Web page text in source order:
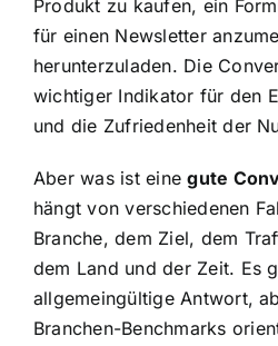
Produkt zu kaufen, ein
für einen Newsletter
herunterzuladen. Die
wichtiger Indikator für den
und die Zufriedenheit der
Aber was ist einegute
hängt von verschiedenen
Branche, dem Ziel, dem
dem Land und der Zeit. Es
allgemeingültige Antwort,
Branchen-Benchmarks